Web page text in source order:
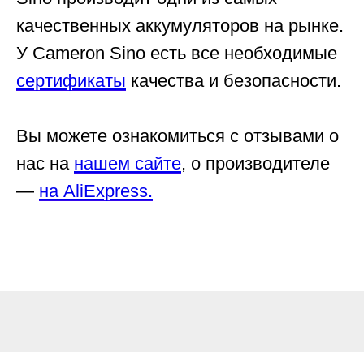
качественных аккумуляторов на рынке.
У Cameron Sino есть все необходимые
сертификаты качества и безопасности.
Вы можете ознакомиться с отзывами о
нас на нашем сайте, о производителе
— на AliExpress.